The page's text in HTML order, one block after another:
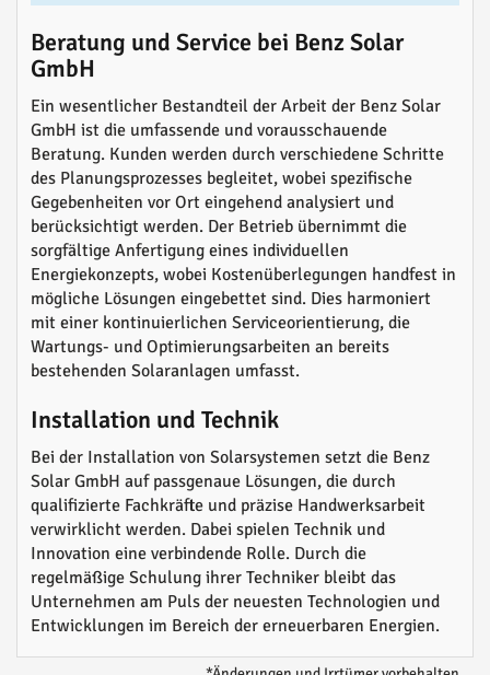
Beratung und Service bei Benz Solar
GmbH
Ein wesentlicher Bestandteil der Arbeit der Benz Solar
GmbH ist die umfassende und vorausschauende
Beratung. Kunden werden durch verschiedene Schritte
des Planungsprozesses begleitet, wobei spezifische
Gegebenheiten vor Ort eingehend analysiert und
berücksichtigt werden. Der Betrieb übernimmt die
sorgfältige Anfertigung eines individuellen
Energiekonzepts, wobei Kostenüberlegungen handfest in
mögliche Lösungen eingebettet sind. Dies harmoniert
mit einer kontinuierlichen Serviceorientierung, die
Wartungs- und Optimierungsarbeiten an bereits
bestehenden Solaranlagen umfasst.
Installation und Technik
Bei der Installation von Solarsystemen setzt die Benz
Solar GmbH auf passgenaue Lösungen, die durch
qualifizierte Fachkräfte und präzise Handwerksarbeit
verwirklicht werden. Dabei spielen Technik und
Innovation eine verbindende Rolle. Durch die
regelmäßige Schulung ihrer Techniker bleibt das
Unternehmen am Puls der neuesten Technologien und
Entwicklungen im Bereich der erneuerbaren Energien.